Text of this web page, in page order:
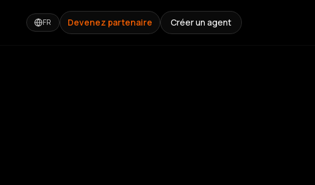
FR Devenez partenaire Créer un agent